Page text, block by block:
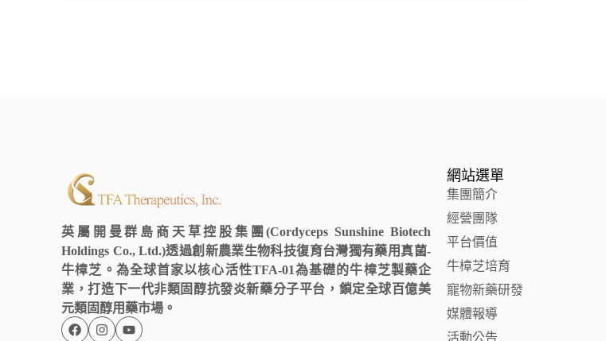
英屬開曼群島商天草控股集團(Cordyceps Sunshine Biotech
Holdings Co., Ltd.)透過創新農業生物科技復育台灣獨有藥用真菌-
牛樟芝。為全球首家以核心活性TFA-01為基礎的牛樟芝製藥企
業，打造下一代非類固醇抗發炎新藥分子平台，鎖定全球百億美
元類固醇用藥市場。
網站選單
集團簡介
經營團隊
平台價值
牛樟芝培育
寵物新藥研發
媒體報導
活動公告